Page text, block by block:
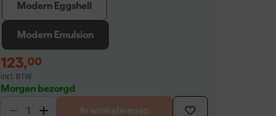
Modern Eggshell
Modern Emulsion
123,00
incl. BTW
Morgen bezorgd
In winkelwagen